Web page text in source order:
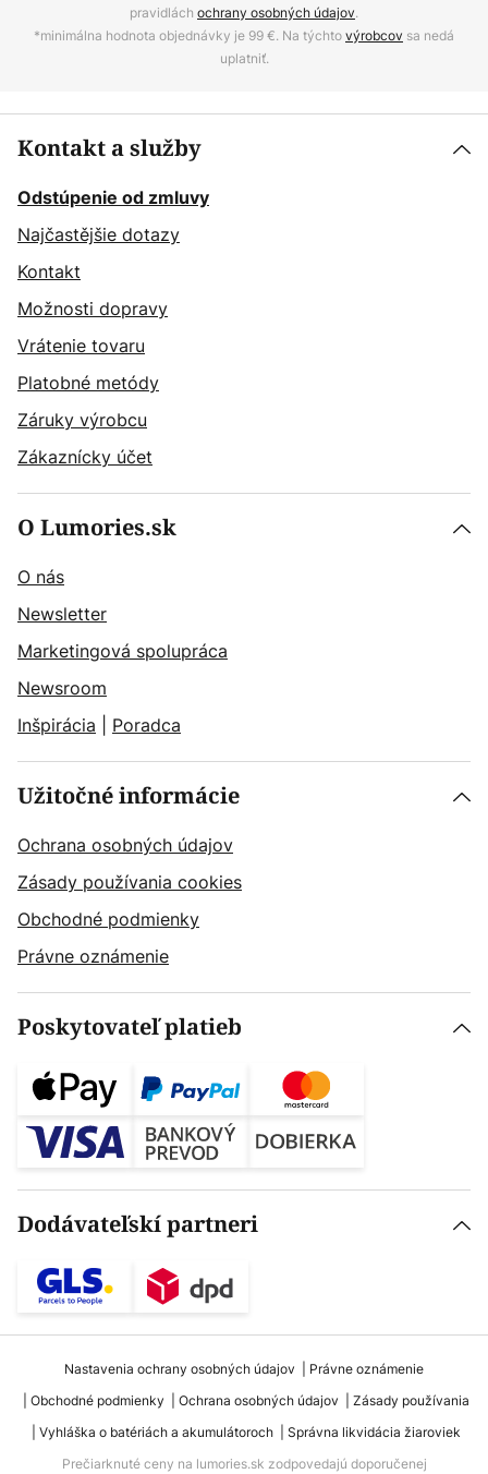
pravidlách ochrany osobných údajov.
*minimálna hodnota objednávky je 99 €. Na týchtovýrobcov sa nedá
uplatniť.
Kontakt a služby
Odstúpenie od zmluvy
Najčastějšie dotazy
Kontakt
Možnosti dopravy
Vrátenie tovaru
Platobné metódy
Záruky výrobcu
Zákaznícky účet
O Lumories.sk
O nás
Newsletter
Marketingová spolupráca
Newsroom
Inšpirácia
Poradca
Užitočné informácie
Ochrana osobných údajov
Zásady používania cookies
Obchodné podmienky
Právne oznámenie
Poskytovateľ platieb
Dodávateľskí partneri
Nastavenia ochrany osobných údajov
Právne oznámenie
Obchodné podmienky
Ochrana osobných údajov
Zásady používania
Vyhláška o batériách a akumulátoroch
Správna likvidácia žiaroviek
Prečiarknuté ceny na lumories.sk zodpovedajú doporučenej